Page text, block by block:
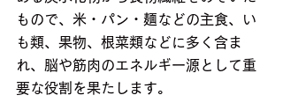
もので、米・パン・麺などの主食、い
も類、果物、根菜類などに多く含ま
れ、脳や筋肉のエネルギー源として重
要な役割を果たします。